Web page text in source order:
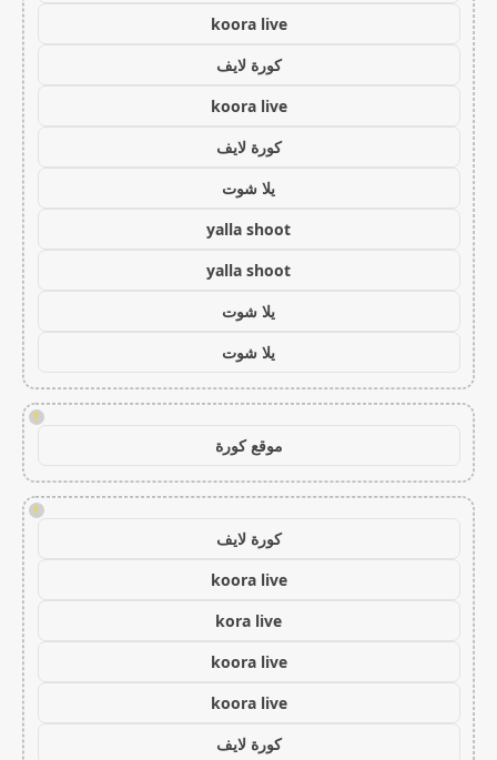
koora live
كورة لايف
koora live
كورة لايف
يلا شوت
yalla shoot
yalla shoot
يلا شوت
يلا شوت
!
موقع كورة
!
كورة لايف
koora live
kora live
koora live
koora live
كورة لايف